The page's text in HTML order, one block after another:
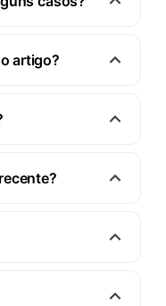
artigo?